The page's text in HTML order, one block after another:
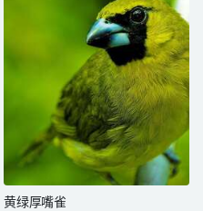
黄绿厚嘴雀